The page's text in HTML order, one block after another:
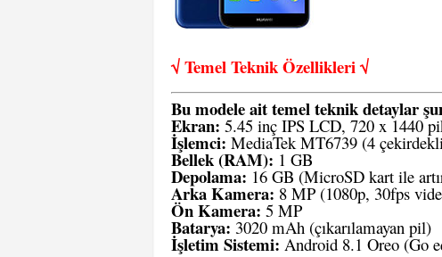
√ Temel Teknik Özellikleri √
Bu modele ait temel teknik detaylar
Ekran: 5.45 inç IPS LCD, 720 x 1440
İşlemci: MediaTek MT6739 (4
Bellek (RAM): 1 GB
Depolama: 16 GB (MicroSD kart ile
Arka Kamera: 8 MP (1080p, 30fps
Ön Kamera: 5 MP
Batarya: 3020 mAh (çıkarılamayan pil)
İşletim Sistemi: Android 8.1 Oreo (Go